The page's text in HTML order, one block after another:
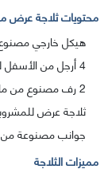
محتويات ثلاجة عرض
هيكل خارجي
4 أرجل من الأسفل لضمان ثبات الثلاجة وتحريكها للمكان حسب الرغبة.
2 رف مصنوع من مادة الفولاذ وجودتها عالية لتحمل وزن المنتجات.
ثلاجة عرض
جوانب مصنوعة من
مميزات الثلاجة